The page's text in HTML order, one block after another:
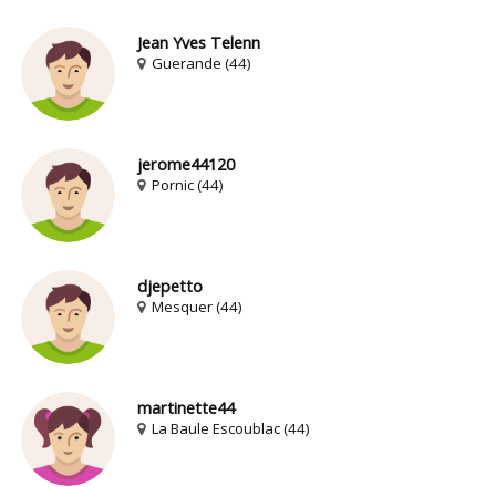
Jean Yves Telenn
Guerande (44)
jerome44120
Pornic (44)
djepetto
Mesquer (44)
martinette44
La Baule Escoublac (44)